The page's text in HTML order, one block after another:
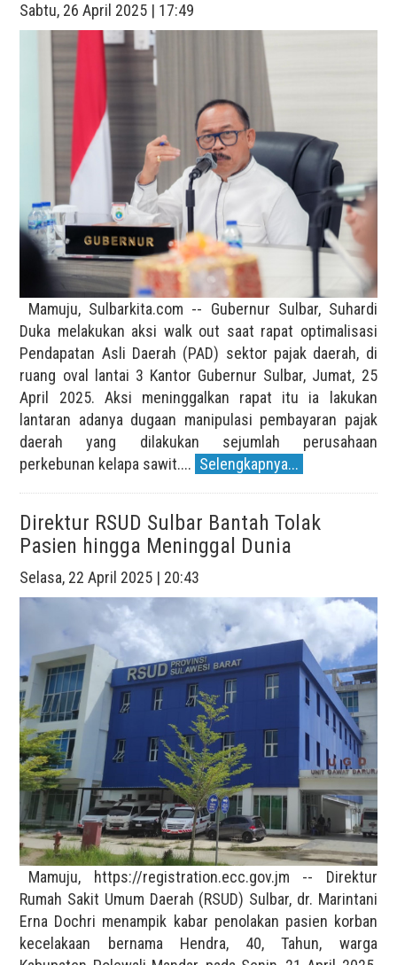
Sabtu, 26 April 2025 | 17:49
Mamuju, Sulbarkita.com -- Gubernur Sulbar, Suhardi
Duka melakukan aksi walk out saat rapat optimalisasi
Pendapatan Asli Daerah (PAD) sektor pajak daerah, di
ruang oval lantai 3 Kantor Gubernur Sulbar, Jumat, 25
April 2025. Aksi meninggalkan rapat itu ia lakukan
lantaran adanya dugaan manipulasi pembayaran pajak
daerah yang dilakukan sejumlah perusahaan
perkebunan kelapa sawit.... Selengkapnya...
Direktur RSUD Sulbar Bantah Tolak
Pasien hingga Meninggal Dunia
Selasa, 22 April 2025 | 20:43
Mamuju, https://registration.ecc.gov.jm -- Direktur
Rumah Sakit Umum Daerah (RSUD) Sulbar, dr. Marintani
Erna Dochri menampik kabar penolakan pasien korban
kecelakaan bernama Hendra, 40, Tahun, warga